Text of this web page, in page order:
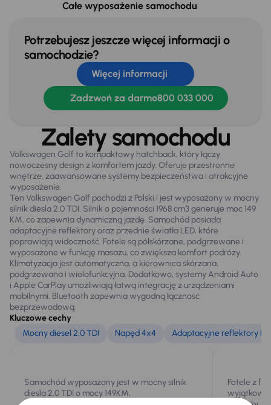
Skórzana kierownica
Stereo
Stop Start systém
WSP. KIEROWNICY
Na zewnątrz
Czujniki parkowania prz. i tył
Elektr. składane lusterka
Oryginalne Alufelgi
Przednie światła LED
Relingi dachowe
Extra
Adaptacyjne reflektory
Całe wyposażenie samochodu
Potrzebujesz jeszcze więcej informacji o
samochodzie?
Więcej informacji
Zadzwoń za darmo800 033 000
Zalety samochodu
Volkswagen Golf to kompaktowy hatchback, który łączy
nowoczesny design z komfortem jazdy. Oferuje przestronne
wnętrze, zaawansowane systemy bezpieczeństwa i atrakcyjne
wyposażenie.
Ten Volkswagen Golf pochodzi z Polski i jest wyposażony w mocny
silnik diesla 2.0 TDI. Silnik o pojemności 1968 cm3 generuje moc 149
KM, co zapewnia dynamiczną jazdę. Samochód posiada
adaptacyjne reflektory oraz przednie światła LED, które
poprawiają widoczność. Fotele są półskórzane, podgrzewane i
wyposażone w funkcję masażu, co zwiększa komfort podróży.
Klimatyzacja jest automatyczna, a kierownica skórzana,
podgrzewana i wielofunkcyjna. Dodatkowo, systemy Android Auto
i Apple CarPlay umożliwiają łatwą integrację z urządzeniami
mobilnymi. Bluetooth zapewnia wygodną łączność
bezprzewodową.
Kluczowe cechy
Mocny diesel 2.0 TDI
Napęd 4x4 Adaptacyjne reflektory
Samochód wyposażony jest w mocny silnik
diesla 2.0 TDI o mocy 149KM.
Fotele z
wyjątkowy